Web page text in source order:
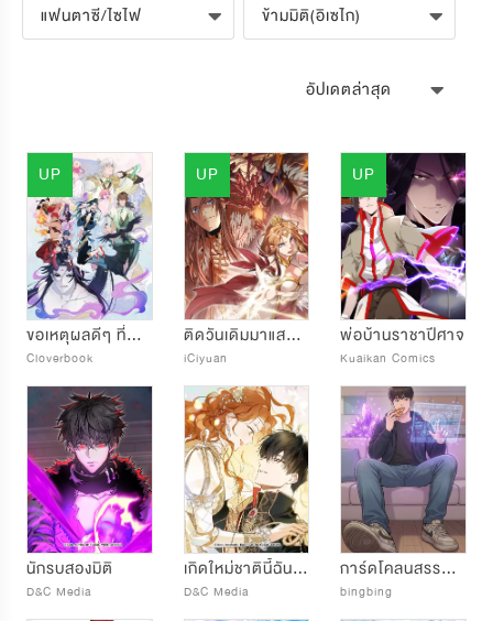
แฟนตาซี/ไซไฟ ข้ามมิติ(อิเซไก)
อัปเดตล่าสุด
UP
ขอเหตุผลดีๆ ที่ทำให้ตุ๊ดวัย 21 ปี ทะลุมิติมาอยู่ในร่างชายชาตรีที่เป็นประมุขพรรคมารด้วยค่ะ
Cloverbook
UP
ติดวันเดิมมาแสนปี พอกันทีข้าขอเทพ
iCiyuan
UP
พ่อบ้านราชาปีศาจ
Kuaikan Comics
นักรบสองมิติ
D&C Media
เกิดใหม่ชาตินี้ฉันจะเป็นเจ้าตระกูล
D&C Media
การ์ดโคลนสรรพสิ่ง
bingbing